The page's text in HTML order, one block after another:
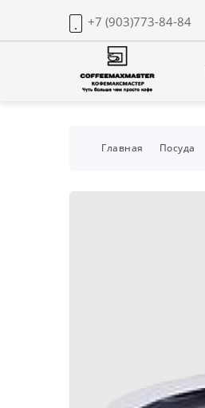
+7 (903)773-84-84
Главная Посуда